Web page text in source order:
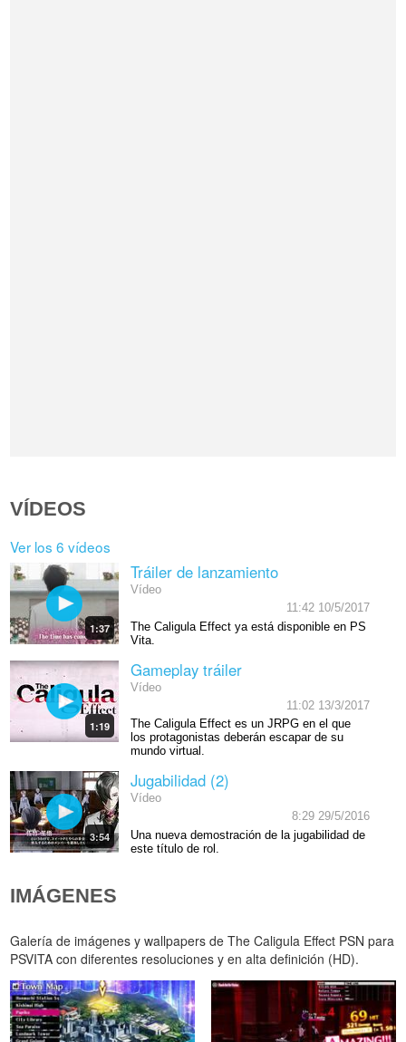
VÍDEOS
Ver los 6 vídeos
1:37
Tráiler de lanzamiento
Vídeo
11:42 10/5/2017
The Caligula Effect ya está disponible en PS
Vita.
1:19
Gameplay tráiler
Vídeo
11:02 13/3/2017
The Caligula Effect es un JRPG en el que
los protagonistas deberán escapar de su
mundo virtual.
3:54
Jugabilidad (2)
Vídeo
8:29 29/5/2016
Una nueva demostración de la jugabilidad de
este título de rol.
IMÁGENES
Galería de imágenes y wallpapers de The Caligula Effect PSN para
PSVITA con diferentes resoluciones y en alta definición (HD).